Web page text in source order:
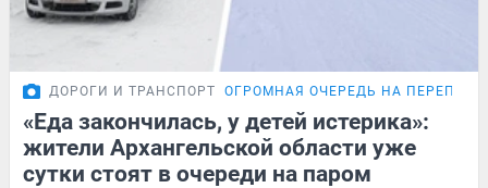
ДОРОГИ И ТРАНСПОРТ ОГРОМНАЯ ОЧЕРЕДЬ НА
«Еда закончилась, у детей истерика»:
жители Архангельской области уже
сутки стоят в очереди на паром